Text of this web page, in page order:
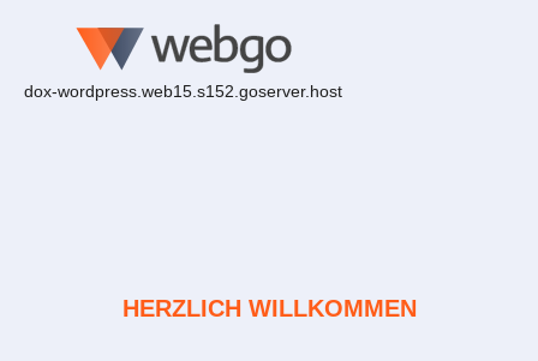
dox-wordpress.web15.s152.goserver.host
HERZLICH WILLKOMMEN